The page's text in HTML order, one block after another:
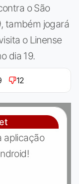
o São
também jogará
o Linense
dia 19.
12
aplicação